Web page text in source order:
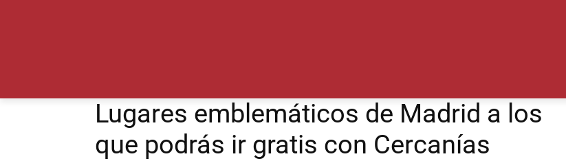
Lugares emblemáticos de Madrid a los
que podrás ir gratis con Cercanías